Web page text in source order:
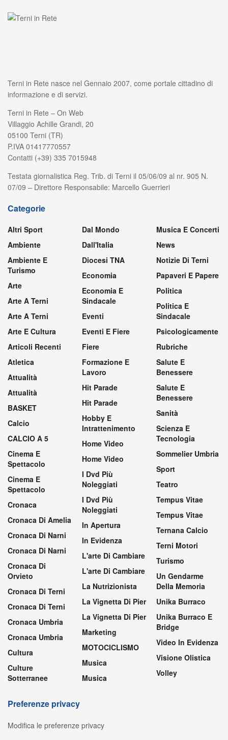
Terni in Rete nasce nel Gennaio 2007, come portale cittadino di
informazione e di servizi.
Terni in Rete – On Web
Villaggio Achille Grandi, 20
05100 Terni (TR)
P.IVA 01417770557
Contatti (+39) 335 7015948
Testata giornalistica Reg. Trib. di Terni il 05/06/09 al nr. 905 N.
07/09 – Direttore Responsabile: Marcello Guerrieri
Categorie
Altri Sport
Ambiente
Ambiente E
Turismo
Arte
Arte A Terni
Arte A Terni
Arte E Cultura
Articoli Recenti
Atletica
Attualità
Attualità
BASKET
Calcio
CALCIO A 5
Cinema E
Spettacolo
Cinema E
Spettacolo
Cronaca
Cronaca Di Amelia
Cronaca Di Narni
Cronaca Di Narni
Cronaca Di
Orvieto
Cronaca Di Terni
Cronaca Di Terni
Cronaca Umbria
Cronaca Umbria
Cultura
Culture
Sotterranee
Dal Mondo
Dall'Italia
Diocesi TNA
Economia
Economia E
Sindacale
Eventi
Eventi E Fiere
Fiere
Formazione E
Lavoro
Hit Parade
Hit Parade
Hobby E
Intrattenimento
Home Video
Home Video
I Dvd Più
Noleggiati
I Dvd Più
Noleggiati
In Apertura
In Evidenza
L'arte Di Cambiare
L'arte Di Cambiare
La Nutrizionista
La Vignetta Di Pier
La Vignetta Di Pier
Marketing
MOTOCICLISMO
Musica
Musica
Musica E Concerti
News
Notizie Di Terni
Papaveri E Papere
Politica
Politica E
Sindacale
Psicologicamente
Rubriche
Salute E
Benessere
Salute E
Benessere
Sanità
Scienza E
Tecnologia
Sommelier Umbria
Sport
Teatro
Tempus Vitae
Tempus Vitae
Ternana Calcio
Terni Motori
Turismo
Un Gendarme
Della Memoria
Unika Burraco
Unika Burraco E
Bridge
Video In Evidenza
Visione Olistica
Volley
Preferenze privacy
Modifica le preferenze privacy